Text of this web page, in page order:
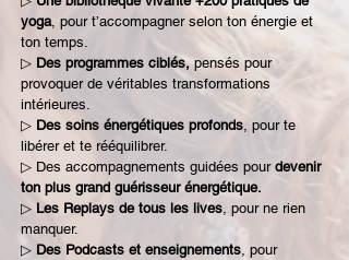
yoga, pour t’accompagner selon ton énergie et
ton temps.
▷ Des programmes ciblés, pensés pour
provoquer de véritables transformations
intérieures.
▷ Des soins énergétiques profonds , pour te
libérer et te rééquilibrer.
▷ Des accompagnements guidées pour devenir
ton plus grand guérisseur énergétique.
▷ Les Replays de tous les lives , pour ne rien
manquer.
▷ Des Podcasts et enseignements , pour